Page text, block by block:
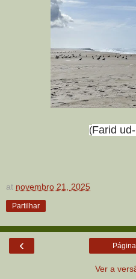
(Farid
at novembro 21, 2025
Partilhar
‹
Ver a